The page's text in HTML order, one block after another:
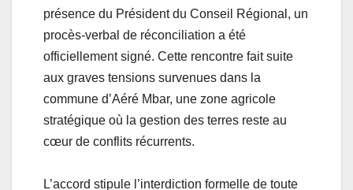
présence du Président du Conseil Régional, un
procès-verbal de réconciliation a été
officiellement signé. Cette rencontre fait suite
aux graves tensions survenues dans la
commune d’Aéré Mbar, une zone agricole
stratégique où la gestion des terres reste au
cœur de conflits récurrents.
L’accord stipule l’interdiction formelle de toute